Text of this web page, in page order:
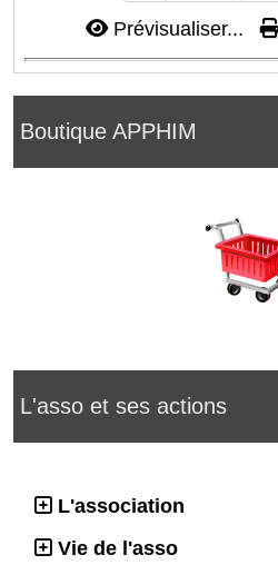
Boutique APPHIM
L'asso et ses actions
L'association
Vie de l'asso
Prévisualiser...